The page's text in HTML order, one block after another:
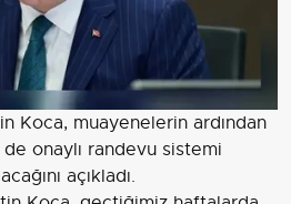
Koca, muayenelerin ardından
onaylı randevu sistemi
açıkladı.